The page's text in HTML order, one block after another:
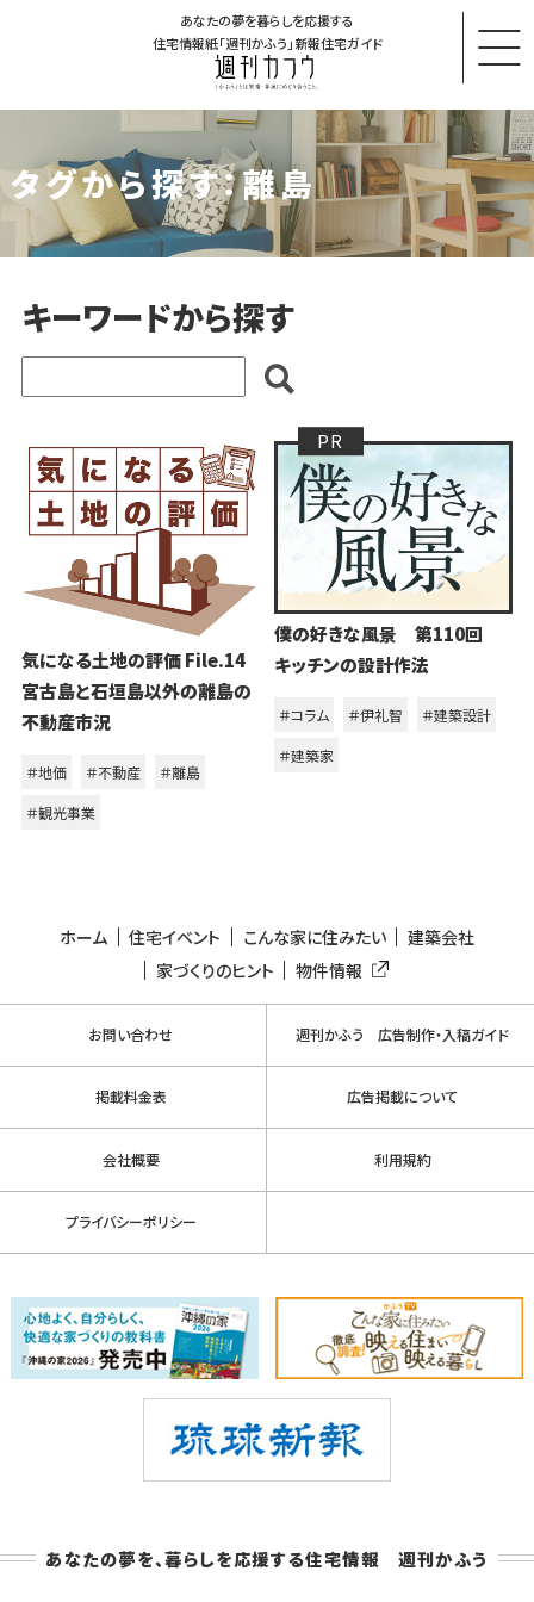
あなたの夢を暮らしを応援する
住宅情報紙「週刊かふう」新報住宅ガイド
タグから探す：離島
キーワードから探す
気になる土地の評価 File.14
宮古島と石垣島以外の離島の
不動産市況
＃地価 ＃不動産
＃離島
＃観光事業
僕の好きな風景 第110回
キッチンの設計作法
＃コラム ＃伊礼智
＃建築設計
＃建築家
ホーム 住宅イベント こんな家に住みたい
建築会社
家づくりのヒント
物件情報
お問い合わせ 週刊かふう 広告制作・入稿ガイド
掲載料金表 広告掲載について
会社概要 利用規約
プライバシーポリシー
あなたの夢を、暮らしを応援する住宅情報 週刊かふう